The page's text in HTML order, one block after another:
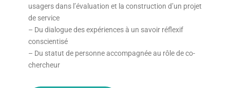
usagers dans l’évaluation et la construction d’un projet
de service
– Du dialogue des expériences à un savoir réflexif
conscientisé
– Du statut de personne accompagnée au rôle de co-
chercheur